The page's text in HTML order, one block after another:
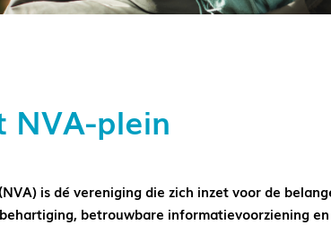
NVA-plein
is dé vereniging die zich inzet voor de
betrouwbare informatievoorziening